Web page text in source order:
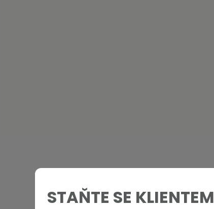
STAŇTE SE KLIENTEM